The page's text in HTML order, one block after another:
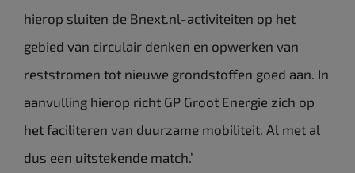
hierop sluiten de Bnext.nl-activiteiten op het
gebied van circulair denken en opwerken van
reststromen tot nieuwe grondstoffen goed aan. In
aanvulling hierop richt GP Groot Energie zich op
het faciliteren van duurzame mobiliteit. Al met al
dus een uitstekende match.’